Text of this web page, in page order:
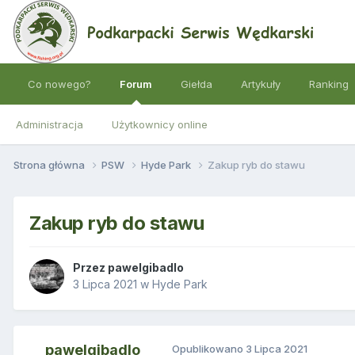
Co nowego? Forum
Administracja Użytkownicy online
Giełda Artykuły Ranking
Strona główna PSW Hyde Park Zakup ryb do stawu
Zakup ryb do stawu
Przez pawelgibadlo
3 Lipca 2021 w Hyde Park
pawelgibadlo Opublikowano 3 Lipca 2021